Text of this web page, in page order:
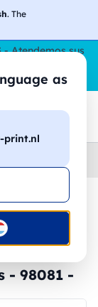
. The
as
print.nl
- Atendemos sus
Sin parar
- 98081 -